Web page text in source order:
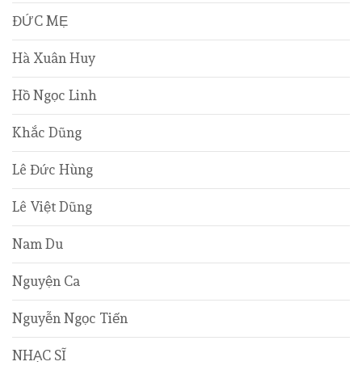
ĐỨC MẸ
Hà Xuân Huy
Hồ Ngọc Linh
Khắc Dũng
Lê Đức Hùng
Lê Việt Dũng
Nam Du
Nguyện Ca
Nguyễn Ngọc Tiến
NHẠC SĨ